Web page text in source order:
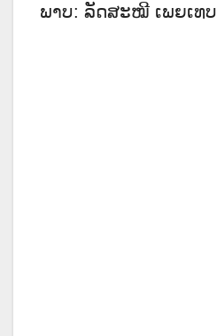
ພາບ: ລັດສະໝີ ເພຍເທບ